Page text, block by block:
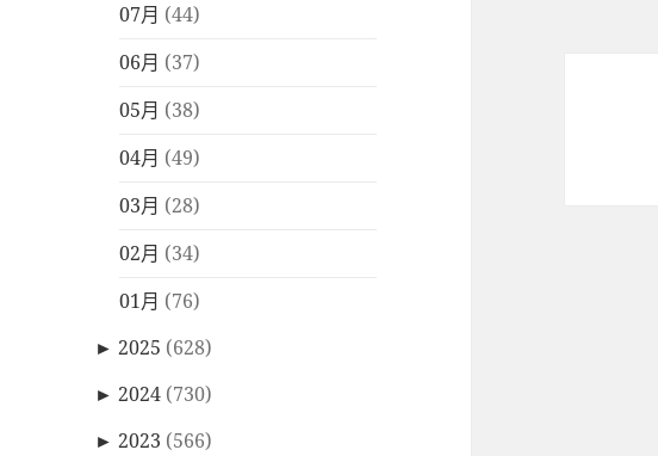
07月 (44)
06月 (37)
05月 (38)
04月 (49)
03月 (28)
02月 (34)
01月 (76)
► 2025 (628)
► 2024 (730)
► 2023 (566)